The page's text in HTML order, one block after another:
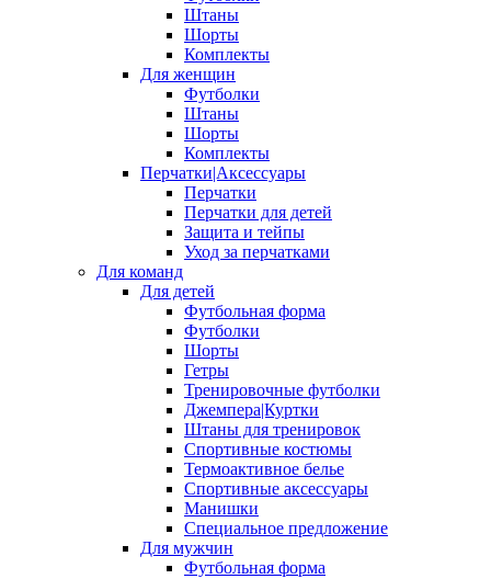
Штаны
Шорты
Комплекты
Для женщин
Футболки
Штаны
Шорты
Комплекты
Перчатки|Аксессуары
Перчатки
Перчатки для детей
Защита и тейпы
Уход за перчатками
Для команд
Для детей
Футбольная форма
Футболки
Шорты
Гетры
Тренировочные футболки
Джемпера|Куртки
Штаны для тренировок
Спортивные костюмы
Термоактивное белье
Спортивные аксессуары
Манишки
Специальное предложение
Для мужчин
Футбольная форма